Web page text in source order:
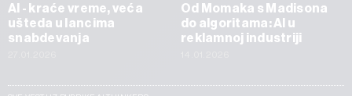
AI - kraće vreme, veća
ušteda u lancima
snabdevanja
Od Momaka s Madisona
do algoritama: AI u
reklamnoj industriji